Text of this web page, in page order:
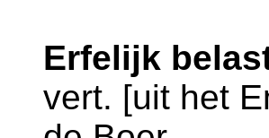
Erfelijk
vert. [uit het